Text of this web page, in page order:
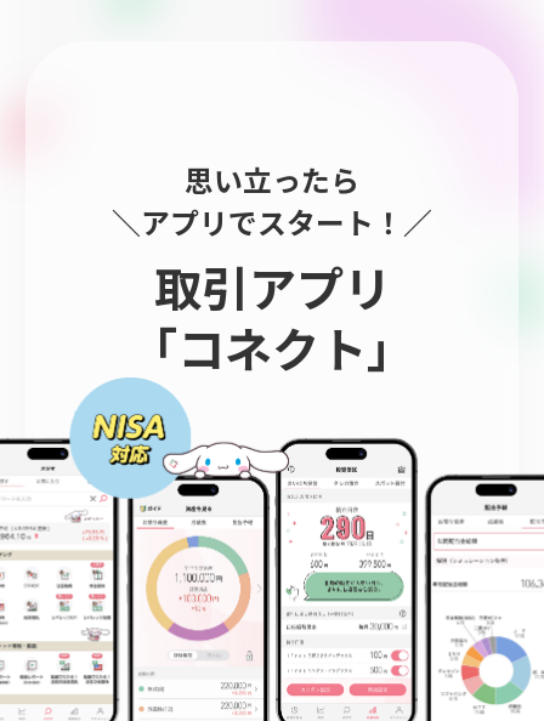
思い立ったら
＼アプリでスタート！／
取引アプリ
「コネクト」